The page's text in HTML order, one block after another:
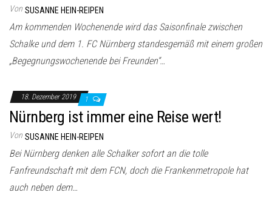
Von SUSANNE HEIN-REIPEN
Am kommenden Wochenende wird das Saisonfinale zwischen
Schalke und dem 1. FC Nürnberg standesgemäß mit einem großen
„Begegnungswochenende bei Freunden“…
18. Dezember 2019 1
Nürnberg ist immer eine Reise wert!
Von SUSANNE HEIN-REIPEN
Bei Nürnberg denken alle Schalker sofort an die tolle
Fanfreundschaft mit dem FCN, doch die Frankenmetropole hat
auch neben dem…